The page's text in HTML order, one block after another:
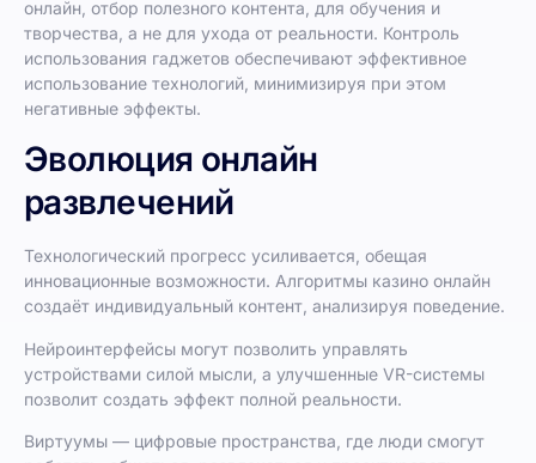
онлайн, отбор полезного контента, для обучения и
творчества, а не для ухода от реальности. Контроль
использования гаджетов обеспечивают эффективное
использование технологий, минимизируя при этом
негативные эффекты.
Эволюция онлайн
развлечений
Технологический прогресс усиливается, обещая
инновационные возможности. Алгоритмы казино онлайн
создаёт индивидуальный контент, анализируя поведение.
Нейроинтерфейсы могут позволить управлять
устройствами силой мысли, а улучшенные VR-системы
позволит создать эффект полной реальности.
Виртуумы — цифровые пространства, где люди смогут